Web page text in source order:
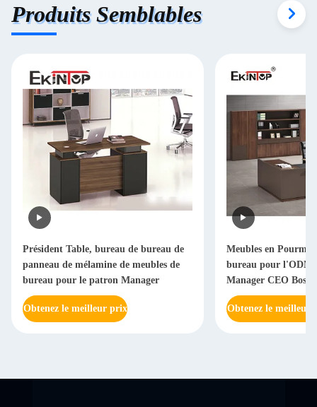
Produits Semblables
Président Table, bureau de bureau de
panneau de mélamine de meubles de
bureau pour le patron Manager
Obtenez le meilleur prix
Meubles en Pourme
bureau pour l'ODM
Manager CEO Boss
Obtenez le meilleur